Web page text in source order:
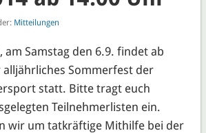
Mitteilungen
am Samstag den 6.9. findet ab
alljährliches Sommerfest der
statt. Bitte tragt euch
Teilnehmerlisten ein.
wir um tatkräftige Mithilfe bei der